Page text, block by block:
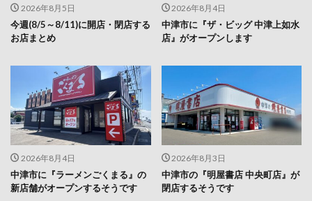
2026年8月5日
今週(8/5～8/11)に開店・閉店する
お店まとめ
2026年8月4日
中津市に『ザ・ビッグ 中津上如水
店』がオープンします
2026年8月4日
中津市に『ラーメンごくまる』の
新店舗がオープンするそうです
2026年8月3日
中津市の『明屋書店 中央町店』が
閉店するそうです